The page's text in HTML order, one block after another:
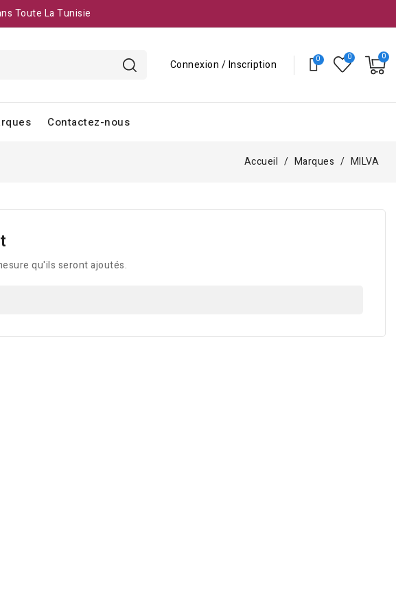
Toute La Tunisie
Connexion / Inscription
Contactez-nous
Accueil Marques MILVA
qu'ils seront ajoutés.